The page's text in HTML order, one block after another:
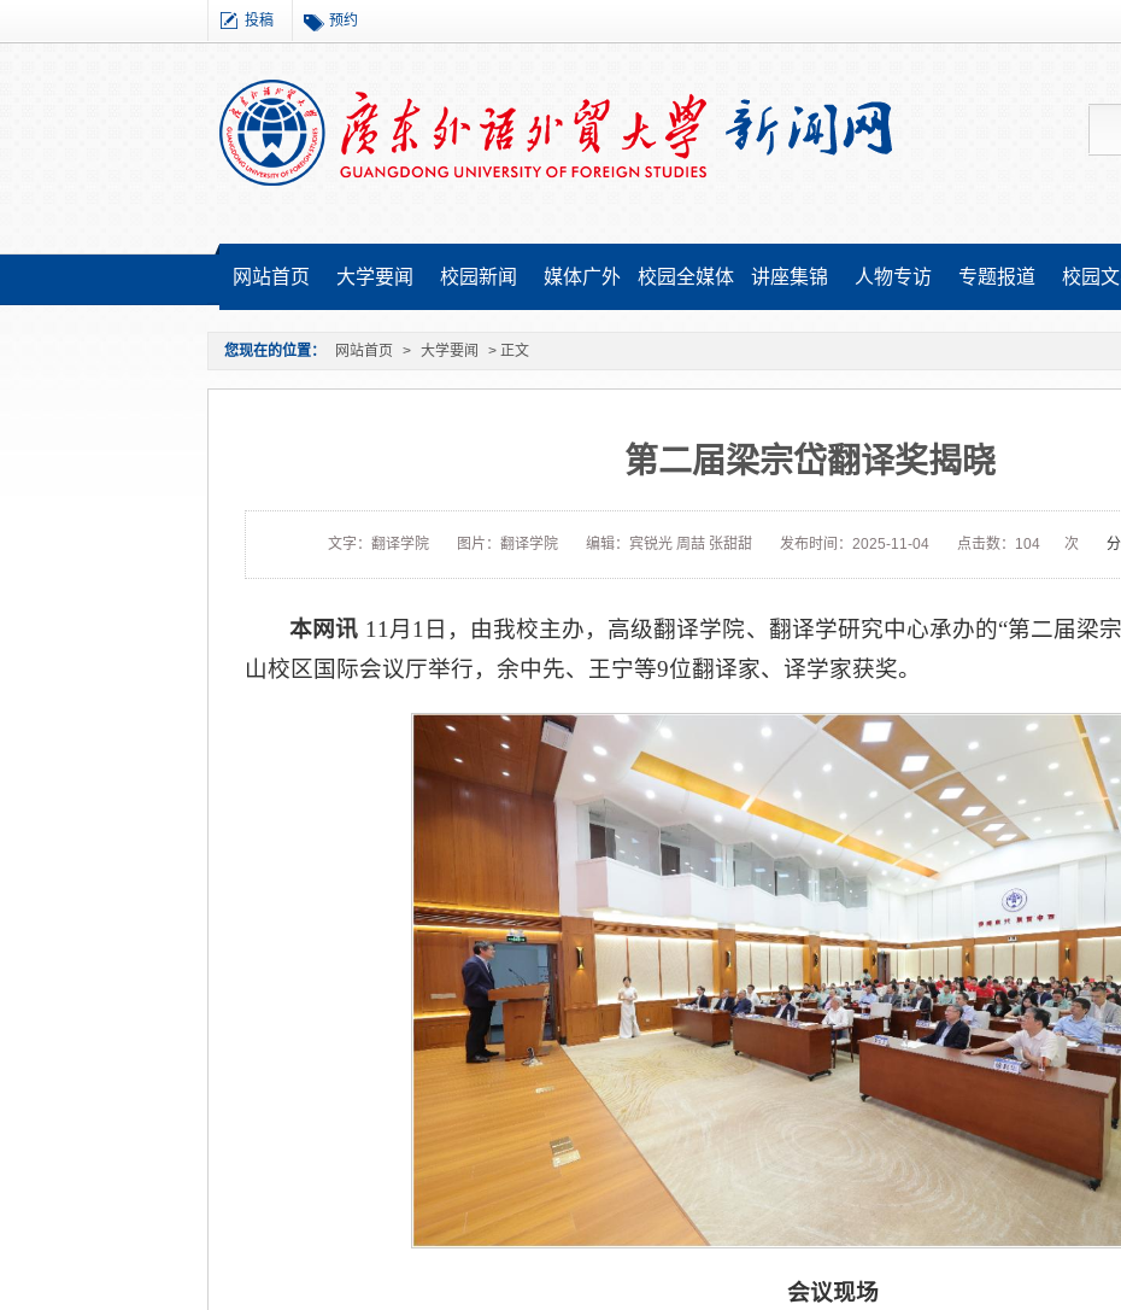
投稿 预约
网站首页 大学要闻 校园新闻 媒体广外 校园全媒体 讲座集锦 人物专访 专题报道 校园
您现在的位置： 网站首页 > 大学要闻 > 正文
第二届梁宗岱翻译奖揭晓
文字：翻译学院 图片：翻译学院 编辑：宾锐光 周喆 张甜甜 发布时间：2025-11-04 点击数： 104 次
本网讯 11月1日，由我校主办，高级翻译学院、翻译学研究中心承办的“第二届梁
山校区国际会议厅举行，余中先、王宁等9位翻译家、译学家获奖。
会议现场